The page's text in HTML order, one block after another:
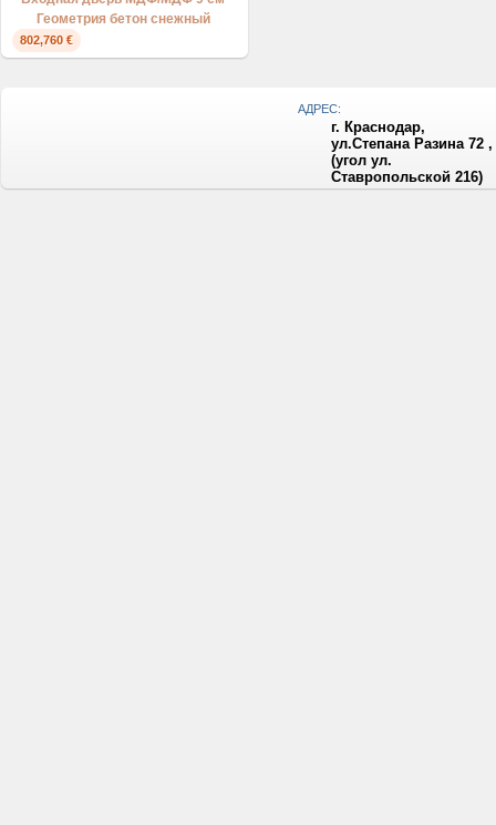
Геометрия бетон снежный
802,760 €
АДРЕС:
г. Краснодар,
ул.Степана Разина 72 ,
(угол ул.
Ставропольской 216)